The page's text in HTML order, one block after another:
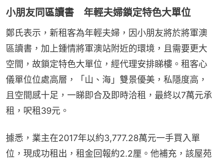
小朋友同區讀書 年輕夫婦鎖定特色大單位
鄭氏表示，新租客為年輕夫婦，因小朋友將於將軍澳
區讀書，加上鍾情將軍澳站附近的環境，且需要更大
空間，故鎖定特色大單位，經代理安排睇樓。租客心
儀單位位處高層，「山、海」雙景優美，私隱度高，
且空間感十足，一睇即合及即時洽租，最終以7萬元承
租，呎租39元。
據悉，業主在2017年以約3,777.28萬元一手買入單
位，現成功租出，租金回報約2.2厘。他補充，該屋苑